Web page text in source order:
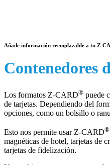
Añade información reemplazable a tu Z-
Contenedores
Los formatos Z-CARD® puede
de tarjetas. Dependiendo del
opciones, como un bolsillo o
Esto nos permite usar Z-CARD®
magnéticas de hotel, tarjetas de
tarjetas de fidelización.